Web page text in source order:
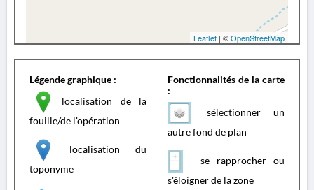
Leaflet | ©OpenStreetMap
Légende graphique :
localisation de la
fouille/de l'opération
localisation du
toponyme
Fonctionnalités de la carte
:
sélectionner un
autre fond de plan
se rapprocher ou
s'éloigner de la zone